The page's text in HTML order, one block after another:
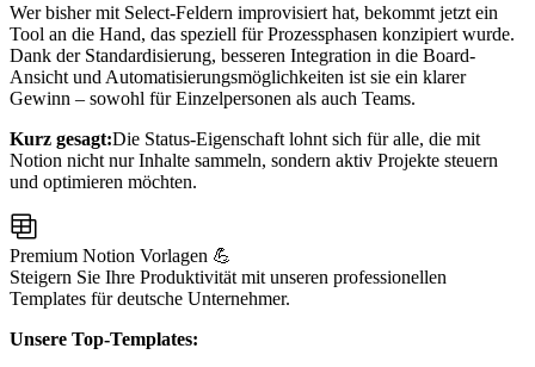
Wer bisher mit Select-Feldern improvisiert hat, bekommt jetzt ein
Tool an die Hand, das speziell für Prozessphasen konzipiert wurde.
Dank der Standardisierung, besseren Integration in die Board-
Ansicht und Automatisierungsmöglichkeiten ist sie ein klarer
Gewinn – sowohl für Einzelpersonen als auch Teams.
Kurz gesagt:Die Status-Eigenschaft lohnt sich für alle, die mit
Notion nicht nur Inhalte sammeln, sondern aktiv Projekte steuern
und optimieren möchten.
Premium Notion Vorlagen 💪
Steigern Sie Ihre Produktivität mit unseren professionellen
Templates für deutsche Unternehmer.
Unsere Top-Templates: